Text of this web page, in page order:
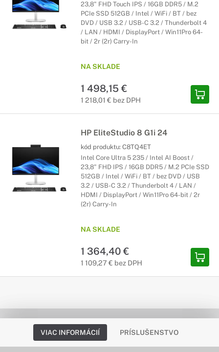
23,8" FHD Touch IPS / 16GB DDR5 / M.2
PCIe SSD 512GB / Intel / WiFi / BT / bez
DVD / USB 3.2 / USB-C 3.2 / Thunderbolt 4
/ LAN / HDMI / DisplayPort / Win11Pro 64-
bit / 2r (2r) Carry-In
NA SKLADE
1 498,15 €
1 218,01 € bez DPH
HP EliteStudio 8 G1i 24
kód produktu: C8TQ4ET
Intel Core Ultra 5 235 / Intel AI Boost /
23,8" FHD IPS / 16GB DDR5 / M.2 PCIe SSD
512GB / Intel / WiFi / BT / bez DVD / USB
3.2 / USB-C 3.2 / Thunderbolt 4 / LAN /
HDMI / DisplayPort / Win11Pro 64-bit / 2r
(2r) Carry-In
NA SKLADE
1 364,40 €
1 109,27 € bez DPH
VIAC INFORMÁCIÍ PRÍSLUŠENSTVO